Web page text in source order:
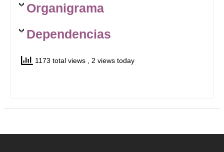
Organigrama
Dependencias
1173 total views , 2 views today